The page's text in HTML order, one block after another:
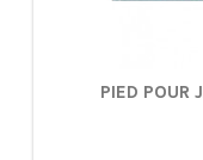
PIED POUR